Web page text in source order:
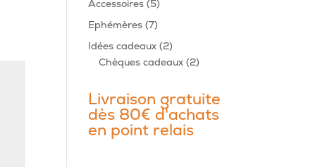
Accessoires 55
produits
Ephémères 77
produits
Idées cadeaux 22
produits
Chèques cadeaux 22
Livraison gratuite
dès 80€ d'achats
en point relais